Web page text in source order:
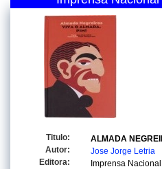
Titulo:
ALMADA
Autor:
Jose Jorge Letria
Editora:
Imprensa